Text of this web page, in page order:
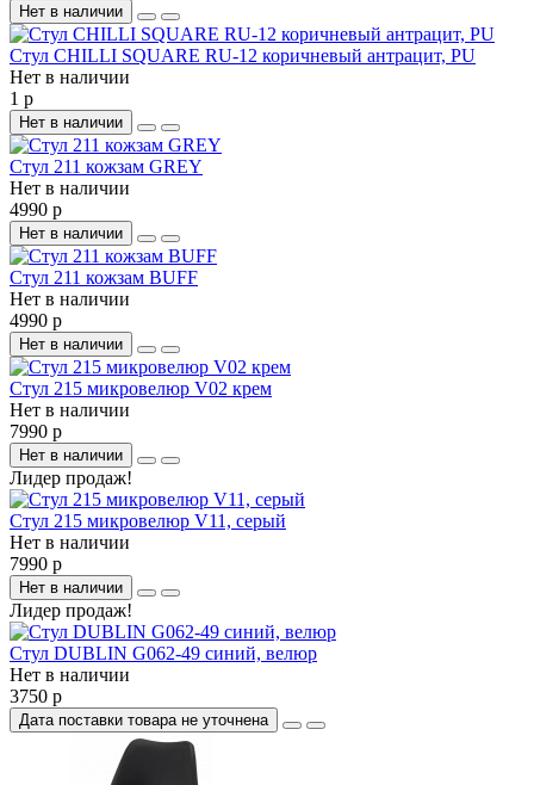
Нет в наличии
Стул CHILLI SQUARE RU-12 коричневый антрацит, PU
Нет в наличии
1 р
Нет в наличии
Стул 211 кожзам GREY
Нет в наличии
4990 р
Нет в наличии
Стул 211 кожзам BUFF
Нет в наличии
4990 р
Нет в наличии
Стул 215 микровелюр V02 крем
Нет в наличии
7990 р
Нет в наличии
Лидер продаж!
Стул 215 микровелюр V11, серый
Нет в наличии
7990 р
Нет в наличии
Лидер продаж!
Стул DUBLIN G062-49 синий, велюр
Нет в наличии
3750 р
Дата поставки товара не уточнена